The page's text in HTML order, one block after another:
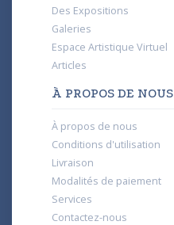
Des Expositions
Galeries
Espace Artistique Virtuel
Articles
À PROPOS DE NOUS
À propos de nous
Conditions d'utilisation
Livraison
Modalités de paiement
Services
Contactez-nous